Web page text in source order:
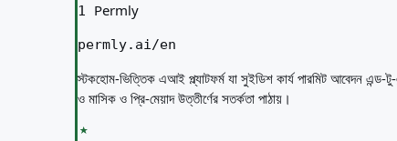
ভিসা রুট ফাইন্ডার
দেশ তুলনা
ভিসা তুলনা
1 Permly
permly.ai/en
স্টকহোম-ভিত্তিক এআই প্ল্যাটফর্ম যা সুইডিশ কার্য পারমিট আবেদন
ও মাসিক ও প্রি-মেয়াদ উত্তীর্ণের সতর্কতা পাঠায়।